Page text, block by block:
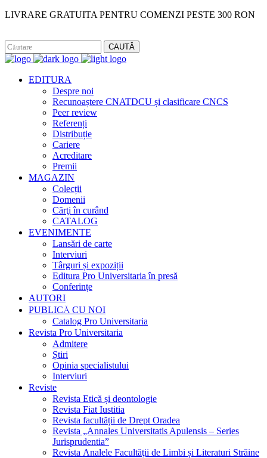
LIVRARE GRATUITA PENTRU COMENZI PESTE 300 RON
CAUTĂ
EDITURA
Despre noi
Recunoaștere CNATDCU și clasificare CNCS
Peer review
Referenți
Distribuție
Cariere
Acreditare
Premii
MAGAZIN
Colecții
Domenii
Cărţi în curând
CATALOG
EVENIMENTE
Lansări de carte
Interviuri
Târguri și expoziții
Editura Pro Universitaria în presă
Conferințe
AUTORI
PUBLICĂ CU NOI
Catalog Pro Universitaria
Revista Pro Universitaria
Admitere
Știri
Opinia specialistului
Interviuri
Reviste
Revista Etică și deontologie
Revista Fiat Iustitia
Revista facultății de Drept Oradea
Revista „Annales Universitatis Apulensis – Series
Jurisprudentia”
Revista Analele Facultăţii de Limbi și Literaturi Străine